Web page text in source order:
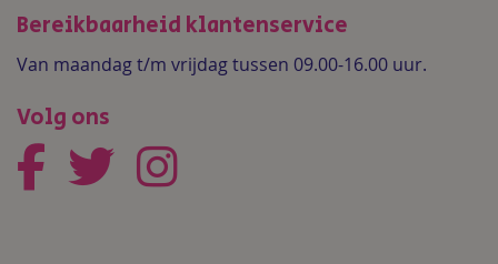
Bereikbaarheid klantenservice
Van maandag t/m vrijdag tussen 09.00-16.00 uur.
Volg ons